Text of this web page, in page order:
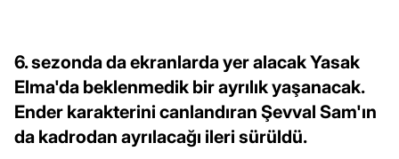
6. sezonda da ekranlarda yer alacak Yasak
Elma'da beklenmedik bir ayrılık yaşanacak.
Ender karakterini canlandıran Şevval Sam'ın
da kadrodan ayrılacağı ileri sürüldü.